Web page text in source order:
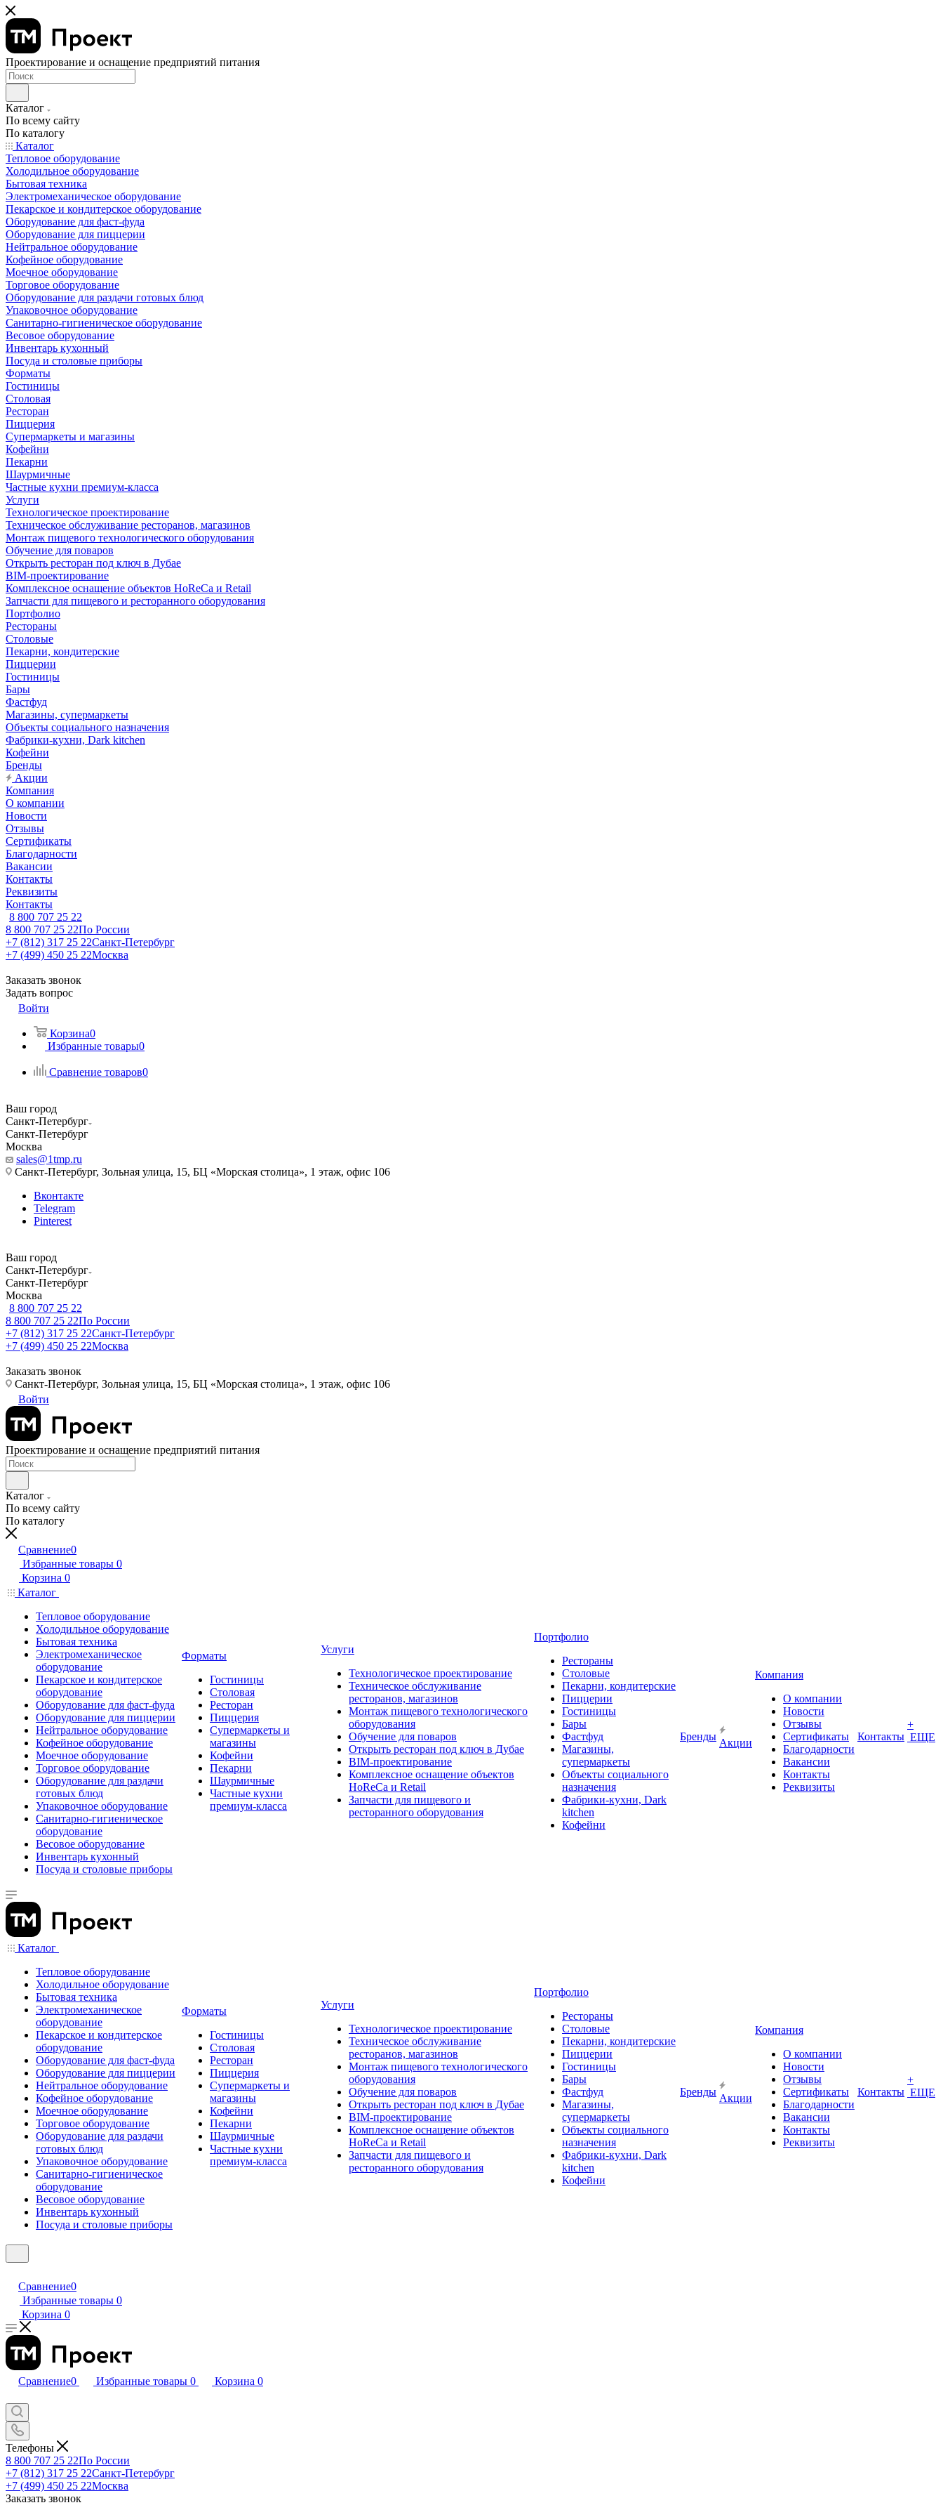
Проектирование и оснащение предприятий питания
Каталог
По всему сайту
По каталогу
Каталог
Тепловое оборудование
Холодильное оборудование
Бытовая техника
Электромеханическое оборудование
Пекарское и кондитерское оборудование
Оборудование для фаст-фуда
Оборудование для пиццерии
Нейтральное оборудование
Кофейное оборудование
Моечное оборудование
Торговое оборудование
Оборудование для раздачи готовых блюд
Упаковочное оборудование
Санитарно-гигиеническое оборудование
Весовое оборудование
Инвентарь кухонный
Посуда и столовые приборы
Форматы
Гостиницы
Столовая
Ресторан
Пиццерия
Супермаркеты и магазины
Кофейни
Пекарни
Шаурмичные
Частные кухни премиум-класса
Услуги
Технологическое проектирование
Техническое обслуживание ресторанов, магазинов
Монтаж пищевого технологического оборудования
Обучение для поваров
Открыть ресторан под ключ в Дубае
BIM-проектирование
Комплексное оснащение объектов HoReCa и Retail
Запчасти для пищевого и ресторанного оборудования
Портфолио
Рестораны
Столовые
Пекарни, кондитерские
Пиццерии
Гостиницы
Бары
Фастфуд
Магазины, супермаркеты
Объекты социального назначения
Фабрики-кухни, Dark kitchen
Кофейни
Бренды
Акции
Компания
О компании
Новости
Отзывы
Сертификаты
Благодарности
Вакансии
Контакты
Реквизиты
Контакты
8 800 707 25 22
8 800 707 25 22По России
+7 (812) 317 25 22Санкт-Петербург
+7 (499) 450 25 22Москва
Заказать звонок
Задать вопрос
Войти
Корзина0
Избранные товары0
Сравнение товаров0
Ваш город
Санкт-Петербург
Санкт-Петербург
Москва
sales@1tmp.ru
Санкт-Петербург, Зольная улица, 15, БЦ «Морская столица», 1 этаж, офис 106
Вконтакте
Telegram
Pinterest
Ваш город
Санкт-Петербург
Санкт-Петербург
Москва
8 800 707 25 22
8 800 707 25 22По России
+7 (812) 317 25 22Санкт-Петербург
+7 (499) 450 25 22Москва
Заказать звонок
Санкт-Петербург, Зольная улица, 15, БЦ «Морская столица», 1 этаж, офис 106
Войти
Проектирование и оснащение предприятий питания
Каталог
По всему сайту
По каталогу
Сравнение0
Избранные товары 0
Корзина 0
Каталог
Тепловое оборудование
Холодильное оборудование
Бытовая техника
Электромеханическое
оборудование
Пекарское и кондитерское
оборудование
Оборудование для фаст-фуда
Оборудование для пиццерии
Нейтральное оборудование
Кофейное оборудование
Моечное оборудование
Торговое оборудование
Оборудование для раздачи
готовых блюд
Упаковочное оборудование
Санитарно-гигиеническое
оборудование
Весовое оборудование
Инвентарь кухонный
Посуда и столовые приборы
Форматы
Гостиницы
Столовая
Ресторан
Пиццерия
Супермаркеты и
магазины
Кофейни
Пекарни
Шаурмичные
Частные кухни
премиум-класса
Услуги
Технологическое проектирование
Техническое обслуживание
ресторанов, магазинов
Монтаж пищевого технологического
оборудования
Обучение для поваров
Открыть ресторан под ключ в Дубае
BIM-проектирование
Комплексное оснащение объектов
HoReCa и Retail
Запчасти для пищевого и
ресторанного оборудования
Портфолио
Рестораны
Столовые
Пекарни, кондитерские
Пиццерии
Гостиницы
Бары
Фастфуд
Магазины,
супермаркеты
Объекты социального
назначения
Фабрики-кухни, Dark
kitchen
Кофейни
Бренды
Акции
Компания
О компании
Новости
Отзывы
Сертификаты
Благодарности
Вакансии
Контакты
Реквизиты
Контакты
+
ЕЩЕ
Каталог
Тепловое оборудование
Холодильное оборудование
Бытовая техника
Электромеханическое
оборудование
Пекарское и кондитерское
оборудование
Оборудование для фаст-фуда
Оборудование для пиццерии
Нейтральное оборудование
Кофейное оборудование
Моечное оборудование
Торговое оборудование
Оборудование для раздачи
готовых блюд
Упаковочное оборудование
Санитарно-гигиеническое
оборудование
Весовое оборудование
Инвентарь кухонный
Посуда и столовые приборы
Форматы
Гостиницы
Столовая
Ресторан
Пиццерия
Супермаркеты и
магазины
Кофейни
Пекарни
Шаурмичные
Частные кухни
премиум-класса
Услуги
Технологическое проектирование
Техническое обслуживание
ресторанов, магазинов
Монтаж пищевого технологического
оборудования
Обучение для поваров
Открыть ресторан под ключ в Дубае
BIM-проектирование
Комплексное оснащение объектов
HoReCa и Retail
Запчасти для пищевого и
ресторанного оборудования
Портфолио
Рестораны
Столовые
Пекарни, кондитерские
Пиццерии
Гостиницы
Бары
Фастфуд
Магазины,
супермаркеты
Объекты социального
назначения
Фабрики-кухни, Dark
kitchen
Кофейни
Бренды
Акции
Компания
О компании
Новости
Отзывы
Сертификаты
Благодарности
Вакансии
Контакты
Реквизиты
Контакты
+
ЕЩЕ
Сравнение0
Избранные товары 0
Корзина 0
Сравнение0 Избранные товары 0 Корзина 0
Телефоны
8 800 707 25 22По России
+7 (812) 317 25 22Санкт-Петербург
+7 (499) 450 25 22Москва
Заказать звонок